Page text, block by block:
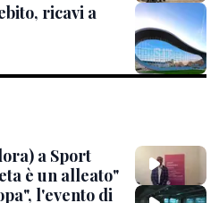
ricavi a
a Sport
è un alleato"
l'evento di